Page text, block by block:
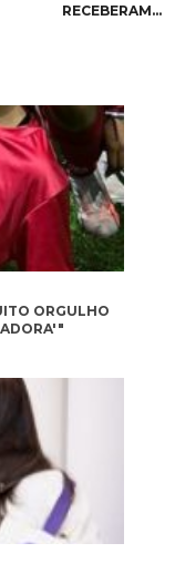
RECEBERAM…
ORGULHO